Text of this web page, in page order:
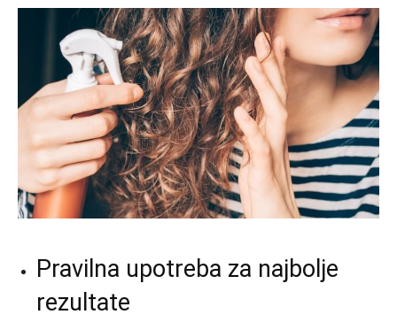
Pravilna upotreba za najbolje
rezultate